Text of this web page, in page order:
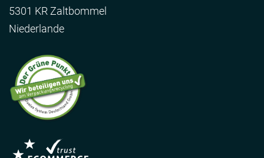
5301 KR Zaltbommel
Niederlande